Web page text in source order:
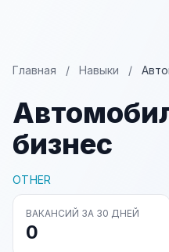
Главная / Навыки /
бизнес
OTHER
ВАКАНСИЙ ЗА 30 ДНЕЙ
0